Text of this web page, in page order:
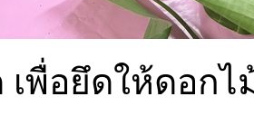
เพื่อยึดให้ดอก